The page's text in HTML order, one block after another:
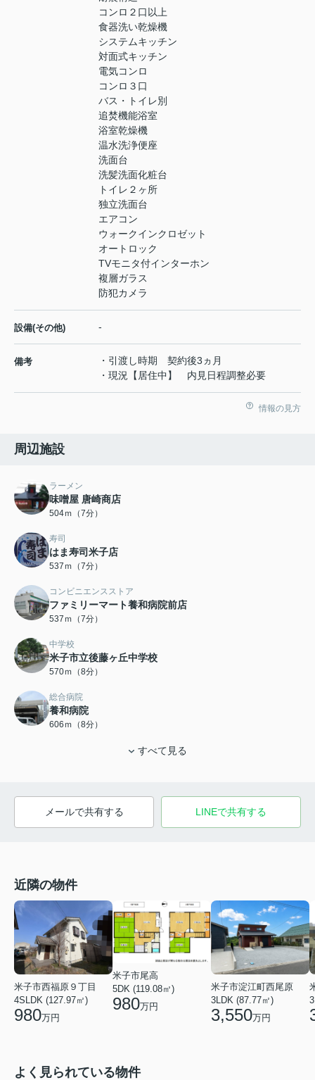
コンロ２口以上
食器洗い乾燥機
システムキッチン
対面式キッチン
電気コンロ
コンロ３口
バス・トイレ別
追焚機能浴室
浴室乾燥機
温水洗浄便座
洗面台
洗髪洗面化粧台
トイレ２ヶ所
独立洗面台
エアコン
ウォークインクロゼット
オートロック
TVモニタ付インターホン
複層ガラス
防犯カメラ
設備(その他) -
備考
・引渡し時期 契約後3ヵ月
・現況【居住中】 内見日程調整必要
情報の見方
周辺施設
ラーメン
味噌屋 唐崎商店
504ｍ（7分）
寿司
はま寿司米子店
537ｍ（7分）
コンビニエンスストア
ファミリーマート養和病院前店
537ｍ（7分）
中学校
米子市立後藤ヶ丘中学校
570ｍ（8分）
総合病院
養和病院
606ｍ（8分）
すべて見る
メールで共有する LINEで共有する
近隣の物件
米子市西福原９丁目
4SLDK (127.97㎡)
980万円
米子市尾高
5DK (119.08㎡)
980万円
米子市淀江町西尾原
3LDK (87.77㎡)
3,550万円
よく見られている物件